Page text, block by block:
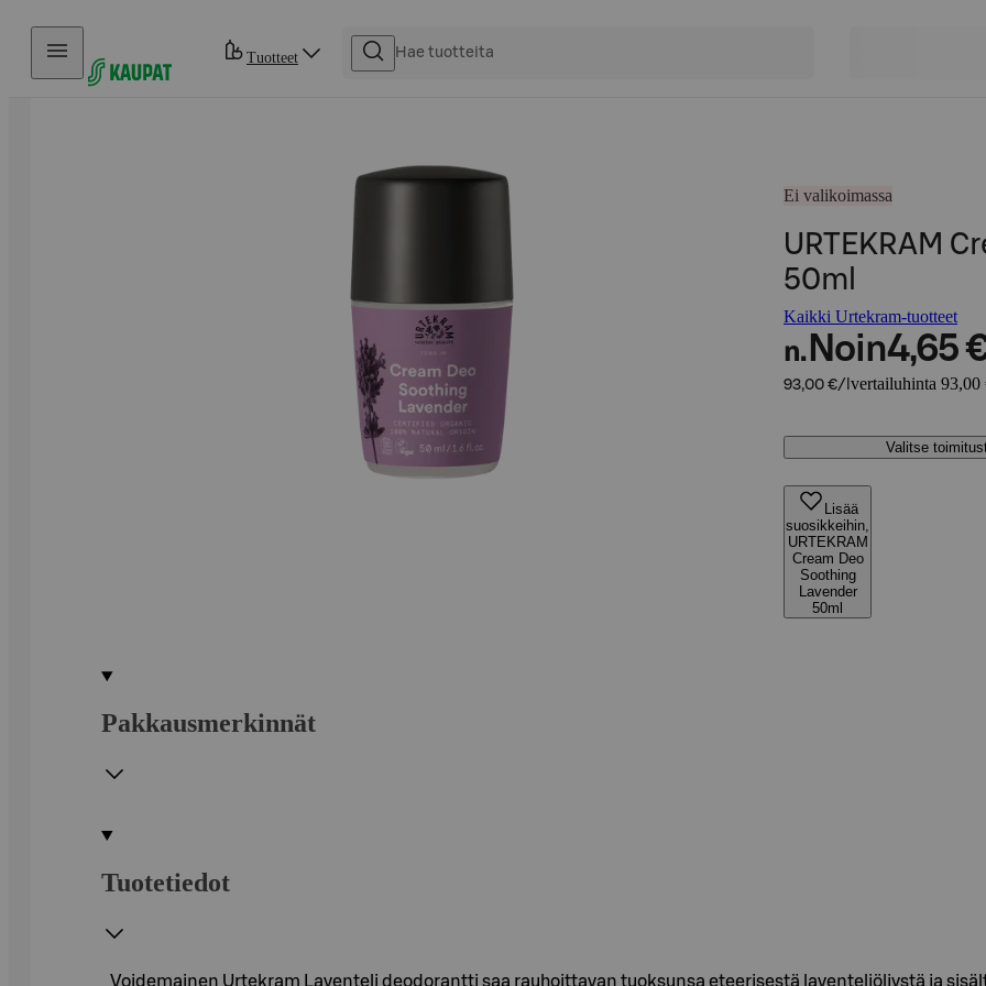
Hyppää sisältöön
Tuotteet
Ei valikoimassa
URTEKRAM
50ml
Kaikki Urtekram-tuotteet
n. Noin4,65
93,00 €/l vertailuhinta 93,00
Valitse
Lisää
suosikkeihin,
URTEKRAM
Cream Deo
Soothing
Lavender
50ml
Pakkausmerkinnät
Tuotetiedot
Voidemainen Urtekram Laventeli deodorantti saa rauhoittavan tuoksunsa eteerisestä laventeliöljystä ja